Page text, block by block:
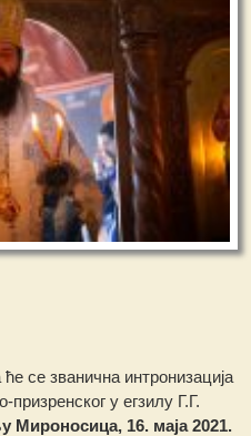
се званична интронизација
у егзилу Г.Г.
Мироносица, 16. маја 2021.